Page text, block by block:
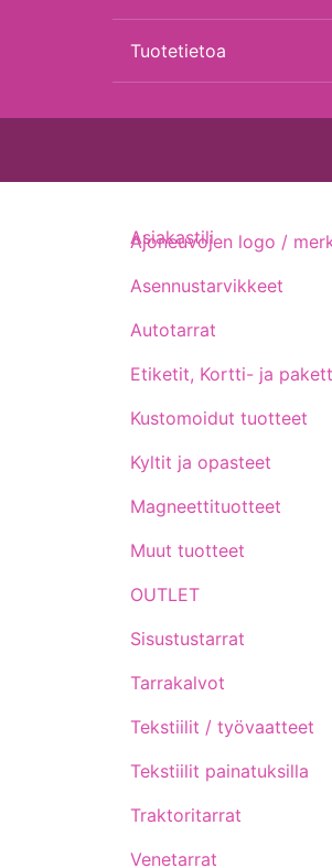
Tuotetietoa
Ajoneuvojen logo /
Asennustarvikkeet
Autotarrat
Etiketit, Kortti- ja
Kustomoidut tuotteet
Kyltit ja opasteet
Magneettituotteet
Muut tuotteet
OUTLET
Sisustustarrat
Tarrakalvot
Tekstiilit / työvaatteet
Tekstiilit painatuksilla
Traktoritarrat
Venetarrat
Asiakastili